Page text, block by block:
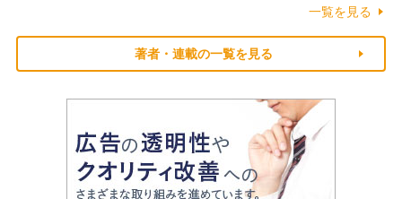
一覧を見る
著者・連載の一覧を見る